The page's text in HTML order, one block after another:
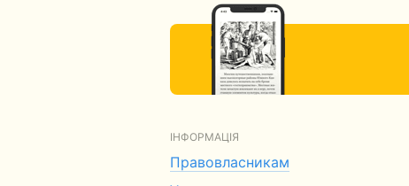
ІНФОРМАЦІЯ
Правовласникам